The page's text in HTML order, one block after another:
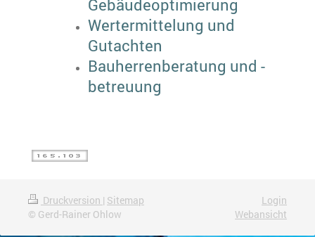
Gebäudeoptimierung
Wertermittelung und
Gutachten
Bauherrenberatung und -
betreuung
Druckversion | Sitemap
© Gerd-Rainer Ohlow
Login
Webansicht